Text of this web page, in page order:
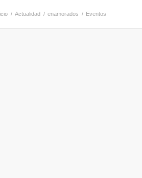
/ Actualidad / enamorados / Eventos